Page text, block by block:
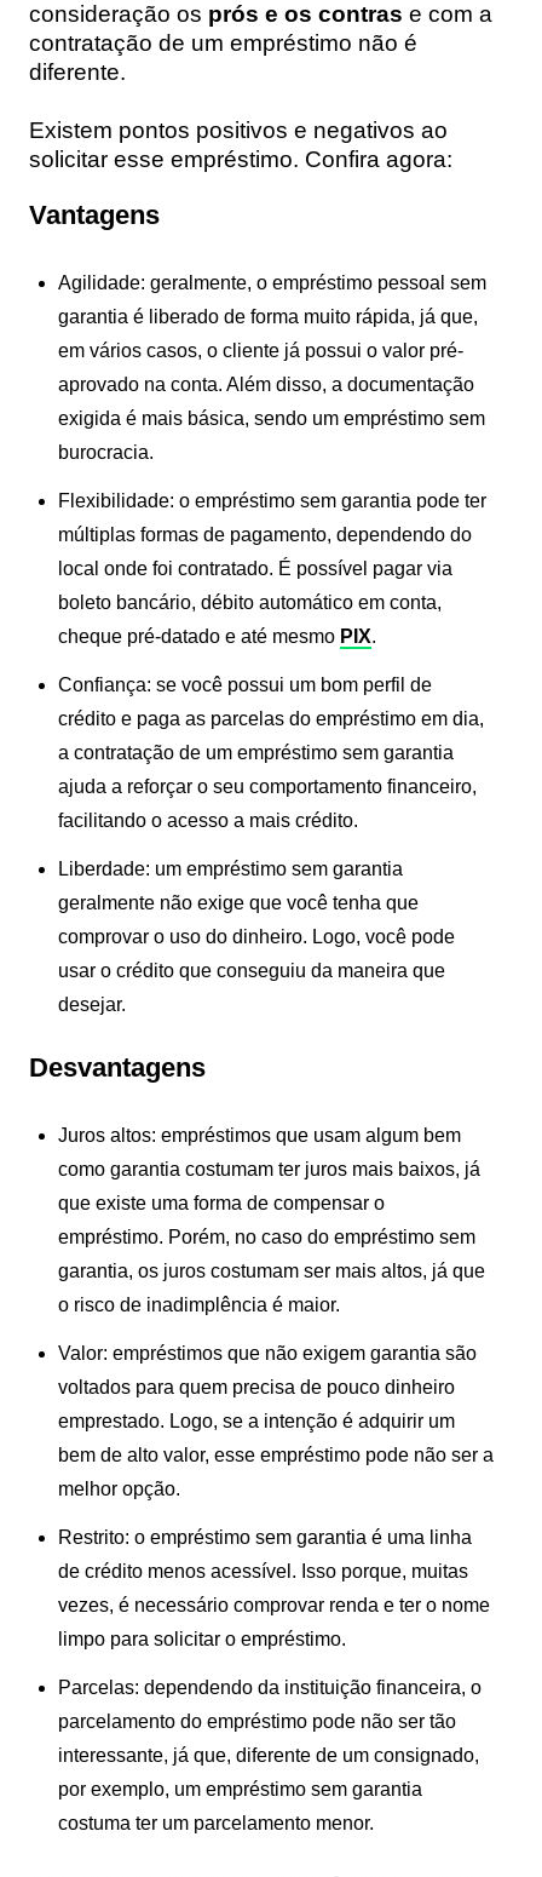
consideração os prós e os contras e com a
contratação de um empréstimo não é
diferente.
Existem pontos positivos e negativos ao
solicitar esse empréstimo. Confira agora:
Vantagens
Agilidade: geralmente, o empréstimo pessoal sem
garantia é liberado de forma muito rápida, já que,
em vários casos, o cliente já possui o valor pré-
aprovado na conta. Além disso, a documentação
exigida é mais básica, sendo um empréstimo sem
burocracia.
Flexibilidade: o empréstimo sem garantia pode ter
múltiplas formas de pagamento, dependendo do
local onde foi contratado. É possível pagar via
boleto bancário, débito automático em conta,
cheque pré-datado e até mesmo PIX.
Confiança: se você possui um bom perfil de
crédito e paga as parcelas do empréstimo em dia,
a contratação de um empréstimo sem garantia
ajuda a reforçar o seu comportamento financeiro,
facilitando o acesso a mais crédito.
Liberdade: um empréstimo sem garantia
geralmente não exige que você tenha que
comprovar o uso do dinheiro. Logo, você pode
usar o crédito que conseguiu da maneira que
desejar.
Desvantagens
Juros altos: empréstimos que usam algum bem
como garantia costumam ter juros mais baixos, já
que existe uma forma de compensar o
empréstimo. Porém, no caso do empréstimo sem
garantia, os juros costumam ser mais altos, já que
o risco de inadimplência é maior.
Valor: empréstimos que não exigem garantia são
voltados para quem precisa de pouco dinheiro
emprestado. Logo, se a intenção é adquirir um
bem de alto valor, esse empréstimo pode não ser a
melhor opção.
Restrito: o empréstimo sem garantia é uma linha
de crédito menos acessível. Isso porque, muitas
vezes, é necessário comprovar renda e ter o nome
limpo para solicitar o empréstimo.
Parcelas: dependendo da instituição financeira, o
parcelamento do empréstimo pode não ser tão
interessante, já que, diferente de um consignado,
por exemplo, um empréstimo sem garantia
costuma ter um parcelamento menor.